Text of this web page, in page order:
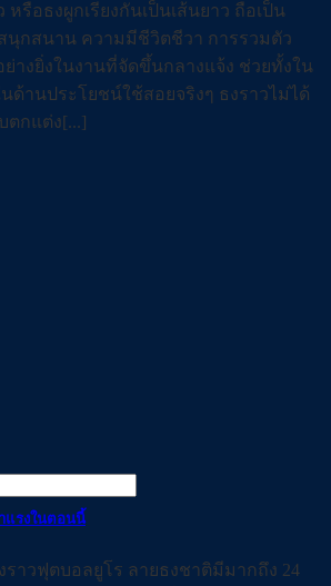
รือธงผูกเรียงกันเป็นเส้นยาว ถือเป็น
กสนาน ความมีชีวิตชีวา การรวมตัว
างยิ่งในงานที่จัดขึ้นกลางแจ้ง ช่วยทั้งใน
ด้านประโยชน์ใช้สอยจริงๆ ธงราวไม่ได้
ตกแต่ง[...]
แรงในตอนนี้
าวฟุตบอลยูโร ลายธงชาติมีมากถึง 24